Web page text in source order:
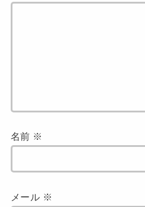
名前 ※
メール ※